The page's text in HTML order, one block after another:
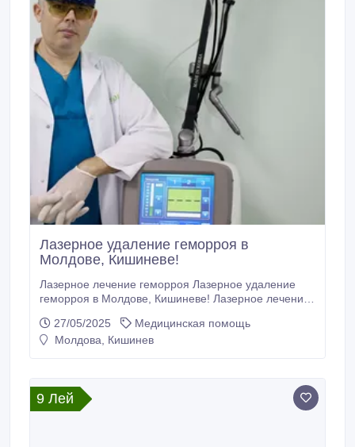
Лазерное удаление геморроя в
Молдове, Кишиневе!
Лазерное лечение геморроя Лазерное удаление
геморроя в Молдове, Кишиневе! Лазерное лечение
в Молдове! https://www.youtube.com/watch?
v=0XWU1SPjkRo&rco=1
27/05/2025
Медицинская помощь
Молдова, Кишинев
9 Лей